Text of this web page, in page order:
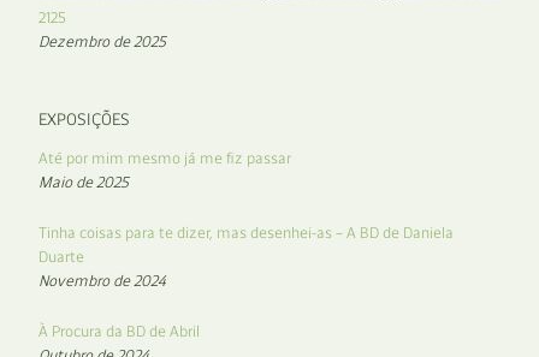
2125
Dezembro de 2025
EXPOSIÇÕES
Até por mim mesmo já me fiz passar
Maio de 2025
Tinha coisas para te dizer, mas desenhei-as – A BD de Daniela
Duarte
Novembro de 2024
À Procura da BD de Abril